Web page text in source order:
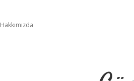
Hakkımızda